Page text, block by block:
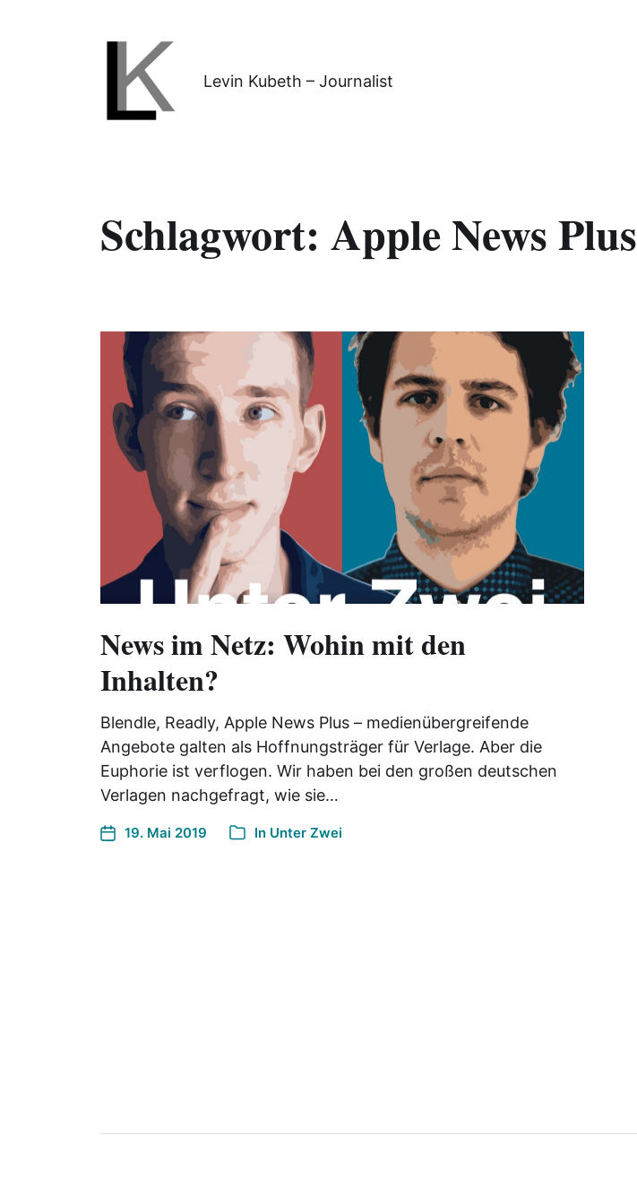
Levin Kubeth – Journalist
Schlagwort: Apple News Plus
News im Netz: Wohin mit den
Inhalten?
Blendle, Readly, Apple News Plus – medienübergreifende
Angebote galten als Hoffnungsträger für Verlage. Aber die
Euphorie ist verflogen. Wir haben bei den großen deutschen
Verlagen nachgefragt, wie sie…
19. Mai 2019 In Unter Zwei